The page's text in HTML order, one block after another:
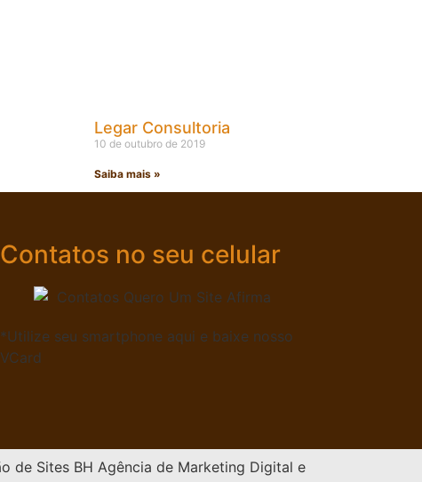
Legar Consultoria
10 de outubro de 2019
Saiba mais »
Contatos no seu celular
*Utilize seu smartphone aqui e baixe nosso
VCard
Agência de Marketing Digital e